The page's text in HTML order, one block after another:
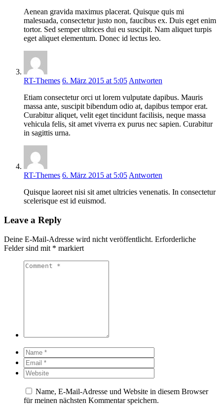
Aenean gravida maximus placerat. Quisque quis mi
malesuada, consectetur justo non, faucibus ex. Duis eget enim
tortor. Sed semper ultrices dui eu suscipit. Nam aliquet turpis
eget aliquet elementum. Donec id lectus leo.
RT-Themes 6. März 2015 at 5:05Antworten
Etiam consectetur orci ut lorem vulputate dapibus. Mauris
massa ante, suscipit bibendum odio at, dapibus tempor erat.
Curabitur aliquet, velit eget tincidunt facilisis, neque massa
vehicula felis, sit amet viverra ex purus nec sapien. Curabitur
in sagittis urna.
RT-Themes 6. März 2015 at 5:05Antworten
Quisque laoreet nisi sit amet ultricies venenatis. In consectetur
scelerisque est id euismod.
Leave a Reply
Deine E-Mail-Adresse wird nicht veröffentlicht. Erforderliche
Felder sind mit * markiert
Name, E-Mail-Adresse und Website in diesem Browser
für meinen nächsten Kommentar speichern.